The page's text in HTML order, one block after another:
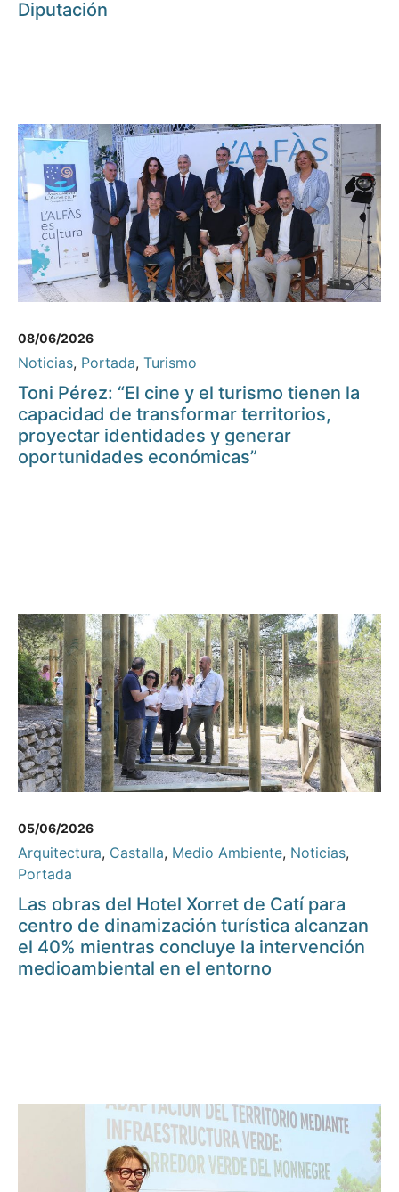
Diputación
08/06/2026
Noticias, Portada, Turismo
Toni Pérez: “El cine y el turismo tienen la
capacidad de transformar territorios,
proyectar identidades y generar
oportunidades económicas”
05/06/2026
Arquitectura, Castalla, Medio Ambiente, Noticias,
Portada
Las obras del Hotel Xorret de Catí para
centro de dinamización turística alcanzan
el 40% mientras concluye la intervención
medioambiental en el entorno